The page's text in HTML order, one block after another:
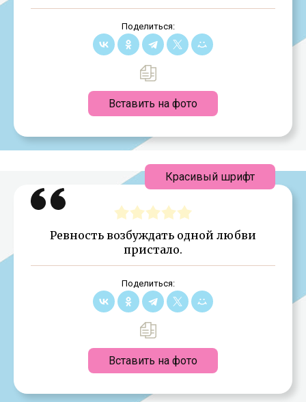
Поделиться:
Вставить на фото
Ревность возбуждать одной любви
пристало.
Поделиться:
Вставить на фото
Красивый шрифт